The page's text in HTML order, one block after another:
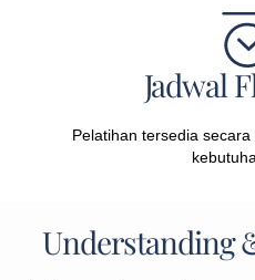
Jadwal
Pelatihan tersedia
Understanding